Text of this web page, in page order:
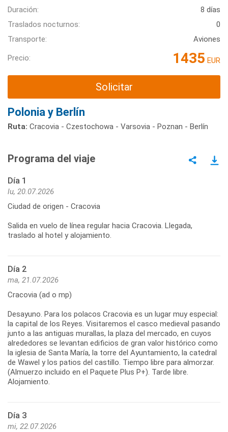
Duración:
8 días
Traslados nocturnos:
0
Transporte:
Aviones
Precio: 1435 EUR
Solicitar
Polonia y Berlín
Ruta: Cracovia - Czestochowa - Varsovia - Poznan - Berlín
Programa del viaje
Día 1
lu, 20.07.2026
Ciudad de origen - Cracovia
Salida en vuelo de línea regular hacia Cracovia. Llegada,
traslado al hotel y alojamiento.
Día 2
ma, 21.07.2026
Cracovia (ad o mp)
Desayuno. Para los polacos Cracovia es un lugar muy especial:
la capital de los Reyes. Visitaremos el casco medieval pasando
junto a las antiguas murallas, la plaza del mercado, en cuyos
alrededores se levantan edificios de gran valor histórico como
la iglesia de Santa María, la torre del Ayuntamiento, la catedral
de Wawel y los patios del castillo. Tiempo libre para almorzar.
(Almuerzo incluido en el Paquete Plus P+). Tarde libre.
Alojamiento.
Día 3
mi, 22.07.2026